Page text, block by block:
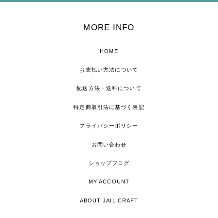
MORE INFO
HOME
お支払い方法について
配送方法・送料について
特定商取引法に基づく表記
プライバシーポリシー
お問い合わせ
ショップブログ
MY ACCOUNT
ABOUT JAIL CRAFT